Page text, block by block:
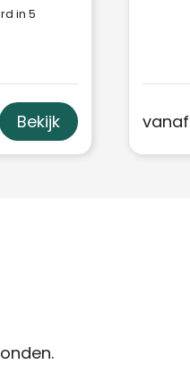
in 5
Bekijk vanaf